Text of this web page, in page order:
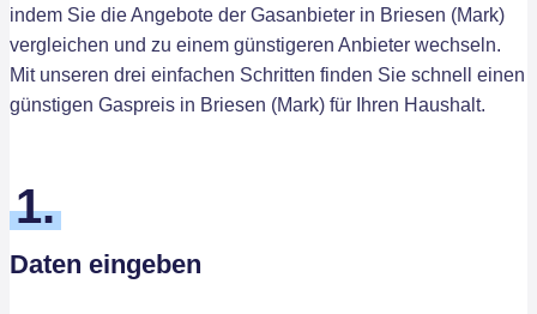
indem Sie die Angebote der Gasanbieter in Briesen (Mark)
vergleichen und zu einem günstigeren Anbieter wechseln.
Mit unseren drei einfachen Schritten finden Sie schnell einen
günstigen Gaspreis in Briesen (Mark) für Ihren Haushalt.
1.
Daten eingeben